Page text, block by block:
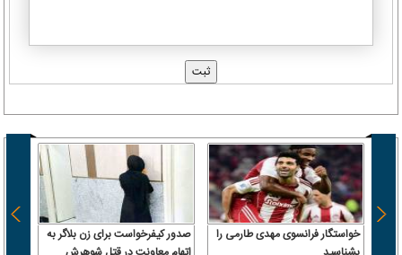
خواستگار فرانسوی مهدی طارمی را
صدور کیفرخواست برای زن بلاگر به